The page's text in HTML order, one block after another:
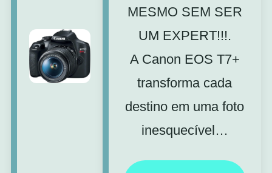
MESMO SEM SER
UM EXPERT!!!.
A Canon EOS T7+
transforma cada
destino em uma foto
inesquecível…